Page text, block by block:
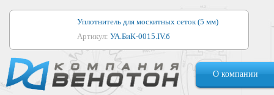
Уплотнитель для москитных сеток (5 мм)
Артикул: УА.БиК-0015.IV.б
Уплотнитель для алюминиевых окон
Артикул:1044 О компании